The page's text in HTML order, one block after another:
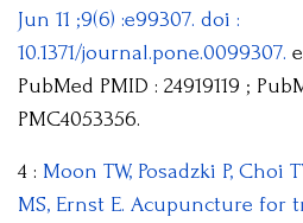
Jun 11 ;9(6) :e99307. doi :
10.1371/journal.pone.0099307.
PubMed PMID : 24919119 ;
PMC4053356.
4 : Moon TW, Posadzki P, Choi
MS, Ernst E. Acupuncture for